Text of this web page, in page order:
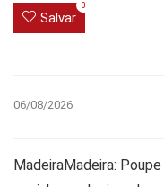
Salvar
0
06/08/2026
MadeiraMadeira: